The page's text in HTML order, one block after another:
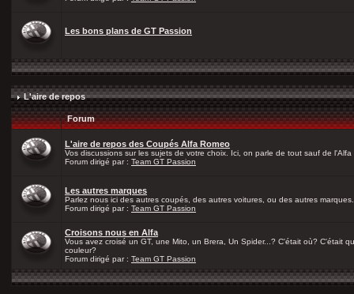
Les bons plans de GT Passion
L'aire de repos
Forum
L'aire de repos des Coupés Alfa Romeo
Vos discussions sur les sujets de votre choix. Ici, on parle de tout sauf de l'Alfa
Forum dirigé par : Team GT Passion
Les autres marques
Parlez nous ici des autres coupés, des autres voitures, ou des autres marques.
Forum dirigé par : Team GT Passion
Croisons nous en Alfa
Vous avez croisé un GT, une Mito, un Brera, Un Spider...? C'était où? C'était
couleur?
Forum dirigé par : Team GT Passion